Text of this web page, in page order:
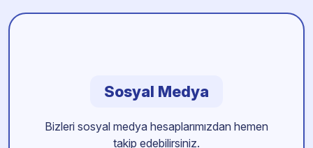
Sosyal Medya
Bizleri sosyal medya hesaplarımızdan hemen
takip edebilirsiniz.